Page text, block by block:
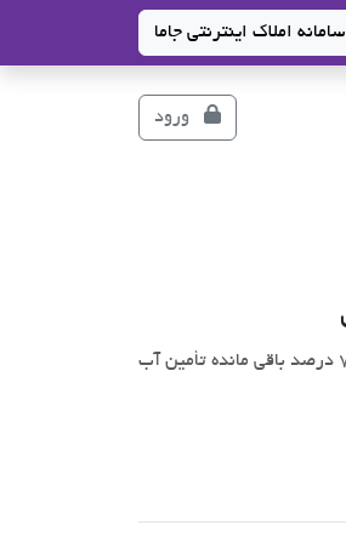
سامانه املاک اینترنتی جاما
ورود
یک مسئول سازمان هواشناسی گفت: تهران تنها 22 درصد بارش سالانه را دریافت کرده، با وجود کسری 75 تا 78 درصد باقی مانده تأمین آب